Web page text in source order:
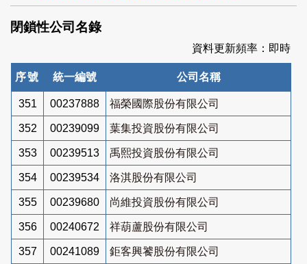
索
閉鎖性公司名錄
資料更新頻率：即時
序號 統一編號 公司名稱
351 00237888 福榮國際股份有限公司
352 00239099 葉集投資股份有限公司
353 00239513 禹熙投資股份有限公司
354 00239534 洛淇股份有限公司
355 00239680 尚維投資股份有限公司
356 00240672 祥葫蘆股份有限公司
357 00241089 鉅客興饕股份有限公司